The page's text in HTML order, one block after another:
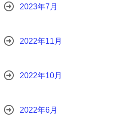
2023年7月
2022年11月
2022年10月
2022年6月